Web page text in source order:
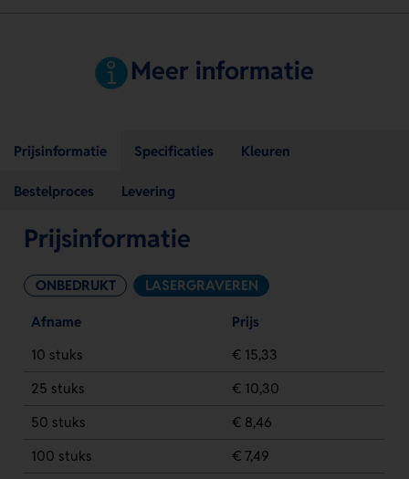
Meer informatie
Prijsinformatie Specificaties Kleuren
Bestelproces Levering
Prijsinformatie
ONBEDRUKT LASERGRAVEREN
Afname
Prijs
10 stuks
€ 15,33
25 stuks
€ 10,30
50 stuks
€ 8,46
100 stuks
€ 7,49